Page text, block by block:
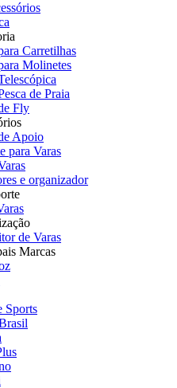
Carretilhas
Molinetes
de Praia
Fly
Apoio
para Varas
e organizador
de Varas
Marcas
Sports